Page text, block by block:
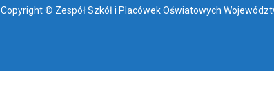
Copyright © Zespół Szkół i Placówek Oświatowych